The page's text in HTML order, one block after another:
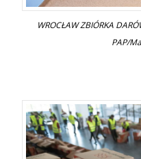
WROCŁAW ZBIÓRKA
PAP/